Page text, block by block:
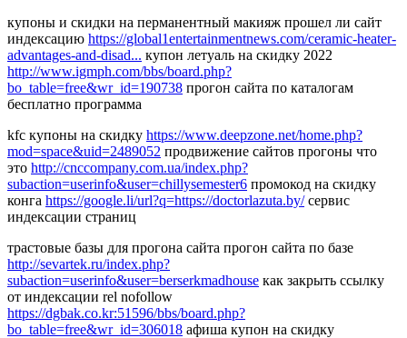
купоны и скидки на перманентный макияж прошел ли сайт
индексацию https://global1entertainmentnews.com/ceramic-heater-
advantages-and-disad... купон летуаль на скидку 2022
http://www.igmph.com/bbs/board.php?
bo_table=free&wr_id=190738 прогон сайта по каталогам
бесплатно программа
kfc купоны на скидку https://www.deepzone.net/home.php?
mod=space&uid=2489052 продвижение сайтов прогоны что
это http://cnccompany.com.ua/index.php?
subaction=userinfo&user=chillysemester6 промокод на скидку
конга https://google.li/url?q=https://doctorlazuta.by/сервис
индексации страниц
трастовые базы для прогона сайта прогон сайта по базе
http://sevartek.ru/index.php?
subaction=userinfo&user=berserkmadhouse как закрыть ссылку
от индексации rel nofollow
https://dgbak.co.kr:51596/bbs/board.php?
bo_table=free&wr_id=306018 афиша купон на скидку